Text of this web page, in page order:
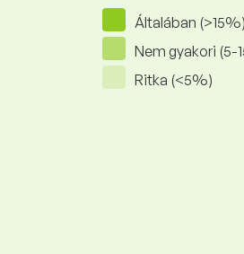
Általában (>15%)
Nem gyakori (5-
Ritka (<5%)